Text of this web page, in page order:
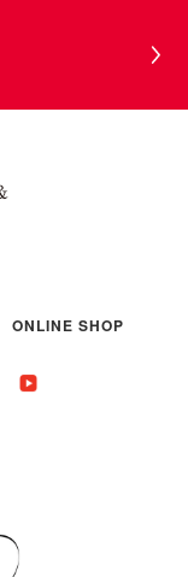
ONLINE SHOP